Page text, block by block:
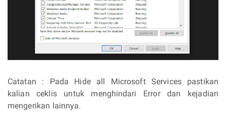
Catatan : Pada Hide all Microsoft Services pastikan
kalian ceklis untuk menghindari Error dan kejadian
mengerikan lainnya.